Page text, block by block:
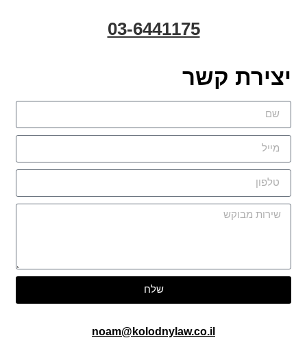
03-6441175
יצירת קשר
שלח
noam@kolodnylaw.co.il